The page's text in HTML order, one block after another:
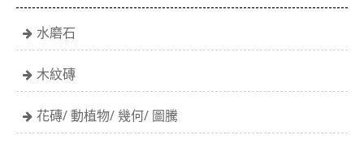
水磨石
木紋磚
花磚/ 動植物/ 幾何/ 圖騰